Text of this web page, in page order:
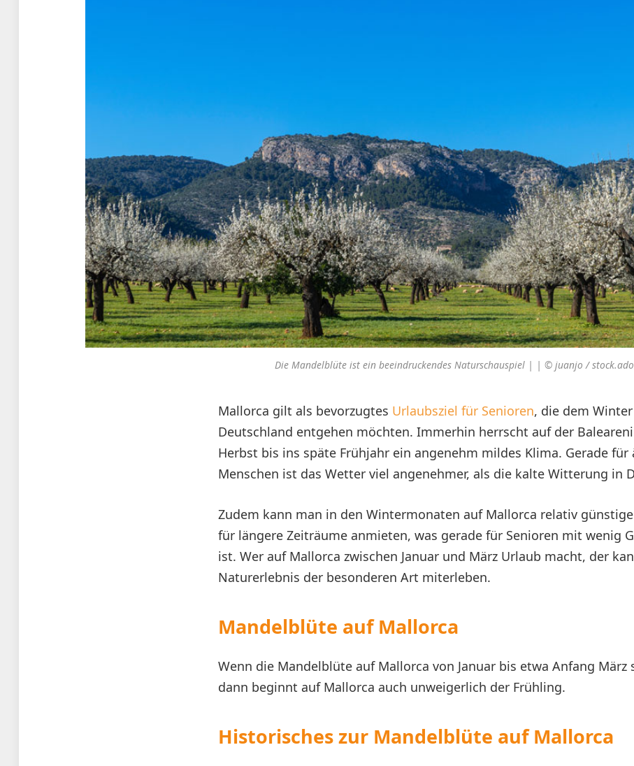
Die Mandelblüte ist ein beeindruckendes Naturschauspiel | | © juanjo /
Mallorca gilt als bevorzugtes Urlaubsziel für Senioren, die dem
Deutschland entgehen möchten. Immerhin herrscht auf der
Herbst bis ins späte Frühjahr ein angenehm mildes Klima. Gerade für
Menschen ist das Wetter viel angenehmer, als die kalte Witterung in
Zudem kann man in den Wintermonaten auf Mallorca relativ
für längere Zeiträume anmieten, was gerade für Senioren mit wenig
ist. Wer auf Mallorca zwischen Januar und März Urlaub macht, der
Naturerlebnis der besonderen Art miterleben.
Mandelblüte auf Mallorca
Wenn die Mandelblüte auf Mallorca von Januar bis etwa Anfang
dann beginnt auf Mallorca auch unweigerlich der Frühling.
Historisches zur Mandelblüte auf Mallorca